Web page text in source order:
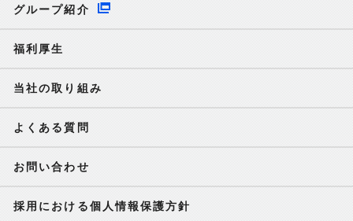
グループ紹介
福利厚生
当社の取り組み
よくある質問
お問い合わせ
採用における個人情報保護方針